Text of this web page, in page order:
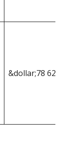
&dollar;78 624